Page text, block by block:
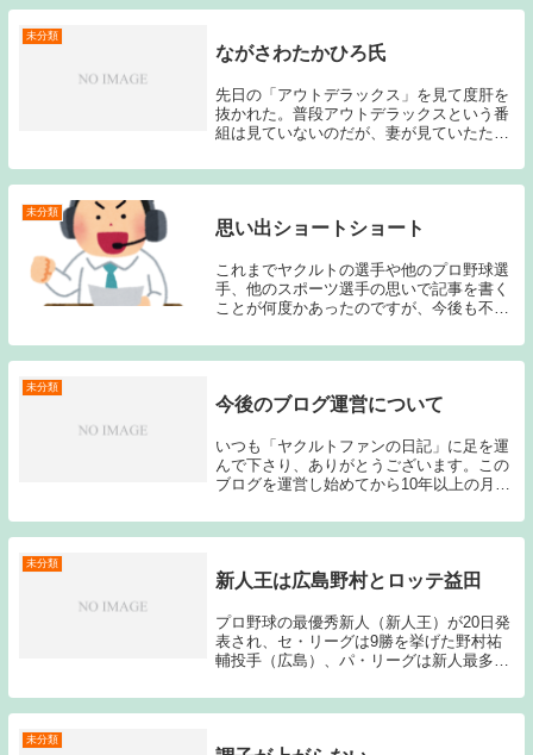
未分類
ながさわたかひろ氏
先日の「アウトデラックス」を見て度肝を
抜かれた。普段アウトデラックスという番
組は見ていないのだが、妻が見ていたため
ひろ氏がゲストとして出演していた。以前
にどなたかのヤクルトブログを読んでい
未分類
思い出ショートショート
これまでヤクルトの選手や他のプロ野球選
手、他のスポーツ選手の思いで記事を書く
ことが何度かあったのですが、今後も不定
出来事などを書き記していきたいと思う。
私がスポーツ観戦に興味を持ったのは1988
未分類
今後のブログ運営について
いつも「ヤクルトファンの日記」に足を運
んで下さり、ありがとうございます。この
ブログを運営し始めてから10年以上の月日
うに書き記す形でブログを始め、その後も
大きなモデルチェンジを行うこともなく、
未分類
新人王は広島野村とロッテ益田
プロ野球の最優秀新人（新人王）が20日発
表され、セ・リーグは9勝を挙げた野村祐
輔投手（広島）、パ・リーグは新人最多記
（ロッテ）が選ばれた。ともに23歳で、平
成生まれの受賞は初めて。 野村はシーズ
未分類